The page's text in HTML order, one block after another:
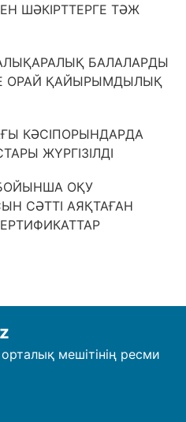
ШӘКІРТТЕРГЕ ТӘЖ
БАЛАЛАРДЫ
ОРАЙ ҚАЙЫРЫМДЫЛЫҚ
КӘСІПОРЫНДАРДА
ЖҮРГІЗІЛДІ
ОҚУ
СӘТТІ АЯҚТАҒАН
мешітінің ресми